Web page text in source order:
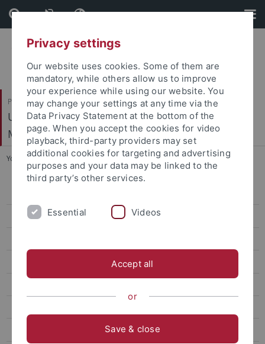
Skip
to
content
Skip
to
footer
Philosophische Fakultät
Ur- und Frühgeschichte und Archäologie des
Mittelalters
You are here: Startseite ... Fördervereine
Forschungsprojekte
Privacy settings
Our website uses cookies. Some of them are
mandatory, while others allow us to improve
your experience while using our website. You
may change your settings at any time via the
Data Privacy Statement at the bottom of the
page. When you accept the cookies for video
playback, third-party providers may set
additional cookies for targeting and advertising
purposes and your data may be linked to the
third party’s other services.
Essential Videos
Accept all
or
Save & close